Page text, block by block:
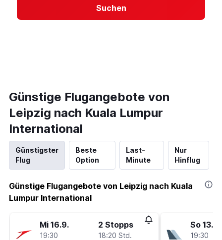
Suchen
Günstige Flugangebote von
Leipzig nach Kuala Lumpur
International
Günstigster
Flug
Beste
Option
Last-
Minute
Nur
Hinflug
Günstige Flugangebote von Leipzig nach Kuala
Lumpur International
Mi 16.9.
19:30
2 Stopps
18:20 Std.
So 13.9.
19:30